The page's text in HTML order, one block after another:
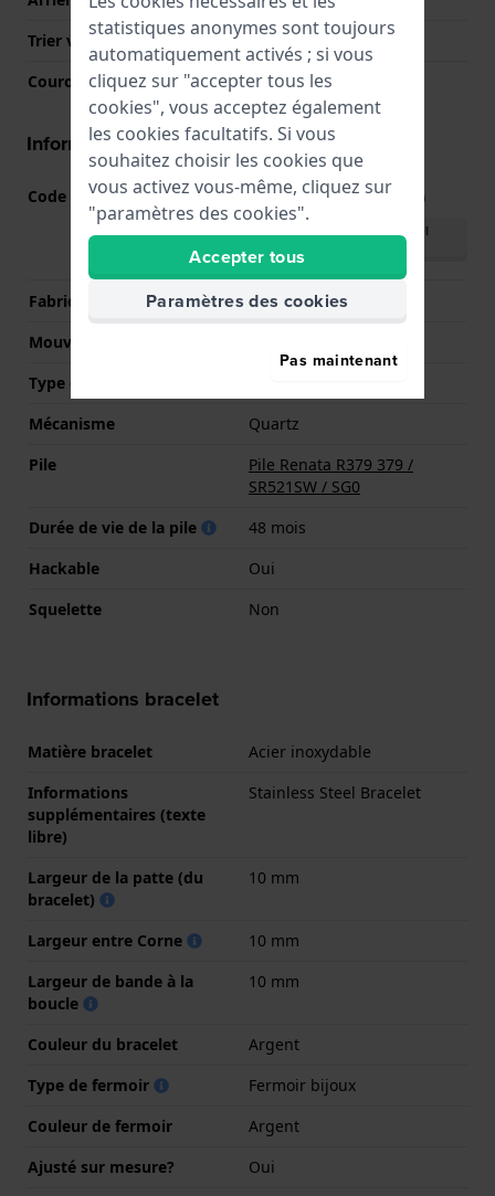
Trier verre
Minéral
Couronne
Couronne de tirer
Informations mouvement
Code Mouvement 5Y20(Voir les spécifications )
Télécharger le manuel
Fabricant de mouvement
Miyota
Mouvement suisse
Type d'affichage
Mécanisme
Quartz
Pile
Pile Renata R379 379 /
SR521SW / SG0
Durée de vie de la pile
48 mois
Hackable
Oui
Squelette
Non
Informations bracelet
Matière bracelet
Acier inoxydable
Informations
supplémentaires (texte
libre)
Stainless Steel Bracelet
Largeur de la patte (du
bracelet)
10 mm
Largeur entre Corne
10 mm
Largeur de bande à la
boucle
10 mm
Couleur du bracelet
Argent
Type de fermoir
Fermoir bijoux
Couleur de fermoir
Argent
Ajusté sur mesure?
Oui
statistiques anonymes sont toujours
automatiquement activés ; si vous
cliquez sur "accepter tous les
cookies", vous acceptez également
les cookies facultatifs. Si vous
souhaitez choisir les cookies que
vous activez vous-même, cliquez sur
"paramètres des cookies".
Accepter tous
Paramètres des cookies
Pas maintenant